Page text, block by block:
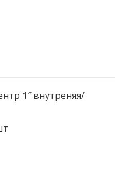
1″ внутреняя/